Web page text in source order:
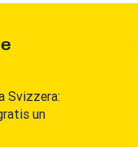
Svizzera:
un